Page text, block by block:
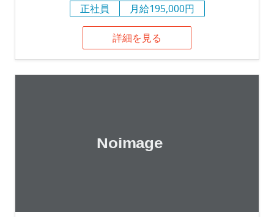
正社員
月給195,000円
詳細を見る